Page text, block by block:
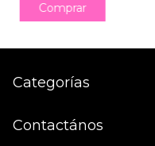
Categorías
Contactános